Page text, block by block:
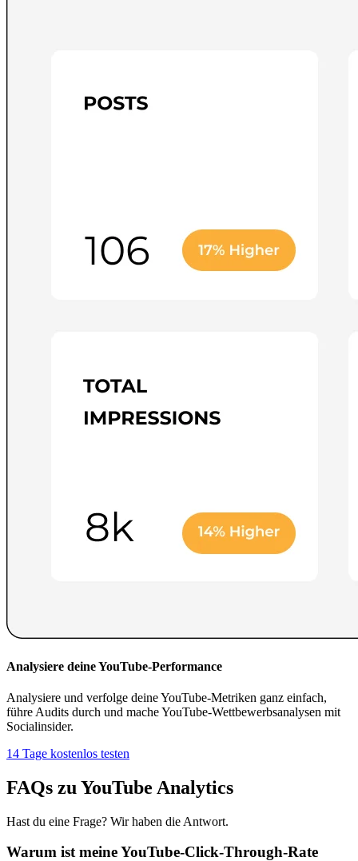
Analysiere deine YouTube-Performance
Analysiere und verfolge deine YouTube-Metriken ganz einfach,
führe Audits durch und mache YouTube-Wettbewerbsanalysen mit
Socialinsider.
14 Tage kostenlos testen
FAQs zu YouTube Analytics
Hast du eine Frage? Wir haben die Antwort.
Warum ist meine YouTube-Click-Through-Rate